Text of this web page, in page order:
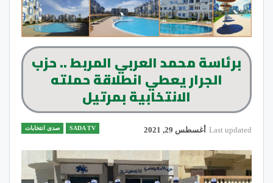
برئاسة محمد العربي المربط .. حزب
الجرار يعطي انطلاقة حملته
الانتخابية بمرتيل
SADA TV صدى انتخابات Last updated أغسطس 29, 2021